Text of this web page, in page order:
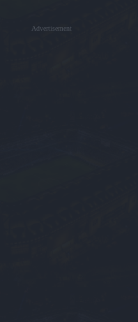
Advertisement